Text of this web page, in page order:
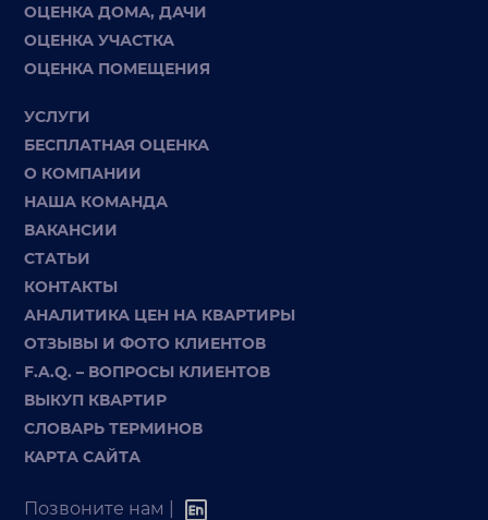
ОЦЕНКА ДОМА, ДАЧИ
ОЦЕНКА УЧАСТКА
ОЦЕНКА ПОМЕЩЕНИЯ
УСЛУГИ
БЕСПЛАТНАЯ ОЦЕНКА
О КОМПАНИИ
НАША КОМАНДА
ВАКАНСИИ
СТАТЬИ
КОНТАКТЫ
АНАЛИТИКА ЦЕН НА КВАРТИРЫ
ОТЗЫВЫ И ФОТО КЛИЕНТОВ
F.A.Q. – ВОПРОСЫ КЛИЕНТОВ
ВЫКУП КВАРТИР
СЛОВАРЬ ТЕРМИНОВ
КАРТА САЙТА
Позвоните нам |